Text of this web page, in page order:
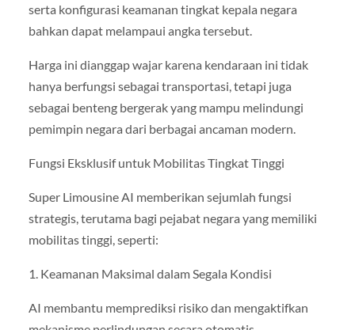
serta konfigurasi keamanan tingkat kepala negara
bahkan dapat melampaui angka tersebut.
Harga ini dianggap wajar karena kendaraan ini tidak
hanya berfungsi sebagai transportasi, tetapi juga
sebagai benteng bergerak yang mampu melindungi
pemimpin negara dari berbagai ancaman modern.
Fungsi Eksklusif untuk Mobilitas Tingkat Tinggi
Super Limousine AI memberikan sejumlah fungsi
strategis, terutama bagi pejabat negara yang memiliki
mobilitas tinggi, seperti:
1. Keamanan Maksimal dalam Segala Kondisi
AI membantu memprediksi risiko dan mengaktifkan